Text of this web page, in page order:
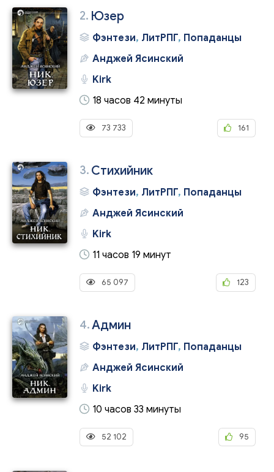
2. Юзер
Фэнтези, ЛитРПГ, Попаданцы
Анджей Ясинский
Kirk
18 часов 42 минуты
73 733 161
3. Стихийник
Фэнтези, ЛитРПГ, Попаданцы
Анджей Ясинский
Kirk
11 часов 19 минут
65 097 123
4.Админ
Фэнтези, ЛитРПГ, Попаданцы
Анджей Ясинский
Kirk
10 часов 33 минуты
52 102 95